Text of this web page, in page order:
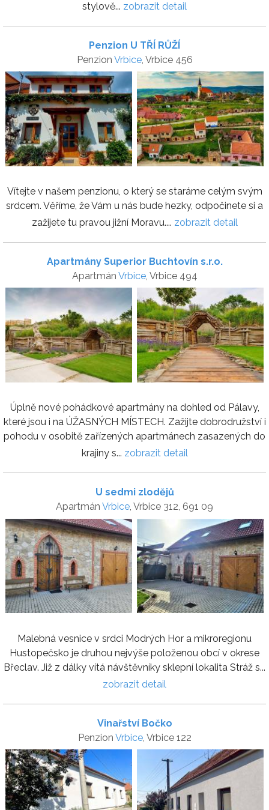
stylově... zobrazit detail
Penzion U TŘÍ RŮŽÍ
Penzion Vrbice, Vrbice 456
Vítejte v našem penzionu, o který se staráme celým svým
srdcem. Věříme, že Vám u nás bude hezky, odpočinete si a
zažijete tu pravou jižní Moravu.... zobrazit detail
Apartmány Superior Buchtovín s.r.o.
Apartmán Vrbice, Vrbice 494
Úplně nové pohádkové apartmány na dohled od Pálavy,
které jsou i na ÚŽASNÝCH MÍSTECH. Zažijte dobrodružství i
pohodu v osobitě zařízených apartmánech zasazených do
krajiny s... zobrazit detail
U sedmi zlodějů
Apartmán Vrbice, Vrbice 312, 691 09
Malebná vesnice v srdci Modrých Hor a mikroregionu
Hustopečsko je druhou nejvýše položenou obcí v okrese
Břeclav. Již z dálky vítá návštěvníky sklepní lokalita Stráž s...
zobrazit detail
Vinařství Bočko
Penzion Vrbice, Vrbice 122